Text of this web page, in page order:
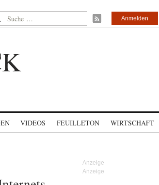
nach: Anmelden
VIDEOS FEUILLETON WIRTSCHAFT